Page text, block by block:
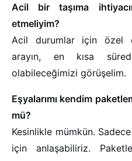
Acil bir taşıma
etmeliyim?
Acil durumlar için özel
arayın, en kısa
olabileceğimizi görüşelim.
Eşyalarımı kendim
mü?
Kesinlikle mümkün.
için anlaşabiliriz.